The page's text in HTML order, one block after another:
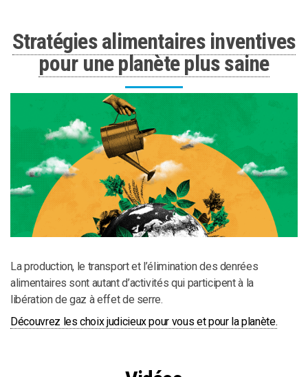
Stratégies alimentaires inventives
pour une planète plus saine
La production, le transport et l’élimination des denrées
alimentaires sont autant d’activités qui participent à la
libération de gaz à effet de serre.
Découvrez les choix judicieux pour vous et pour la planète.